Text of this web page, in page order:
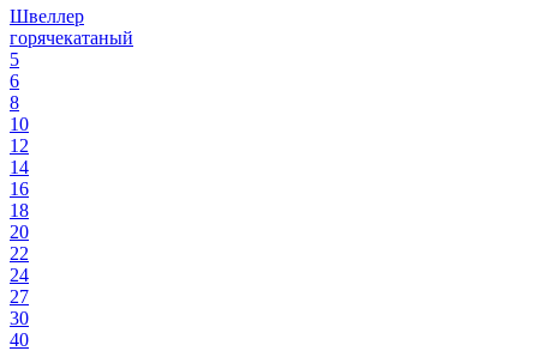
Швеллер
горячекатаный
5
6
8
10
12
14
16
18
20
22
24
27
30
40